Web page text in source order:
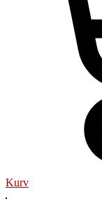
Kurv